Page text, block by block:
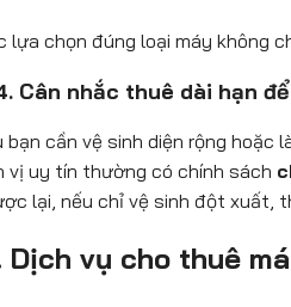
lựa chọn đúng loại máy không
Cân nhắc thuê dài hạn
bạn cần vệ sinh diện rộng hoặc
vị uy tín thường có chính sách
lại, nếu chỉ vệ sinh đột xuất,
Dịch vụ cho thuê